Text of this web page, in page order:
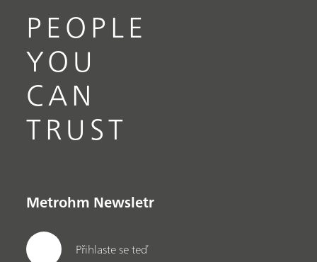
PEOPLE
YOU
CAN
TRUST
Metrohm Newsletr
Přihlaste se teď